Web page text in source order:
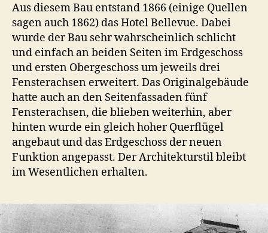
Aus diesem Bau entstand 1866 (einige Quellen
sagen auch 1862) das Hotel Bellevue. Dabei
wurde der Bau sehr wahrscheinlich schlicht
und einfach an beiden Seiten im Erdgeschoss
und ersten Obergeschoss um jeweils drei
Fensterachsen erweitert. Das Originalgebäude
hatte auch an den Seitenfassaden fünf
Fensterachsen, die blieben weiterhin, aber
hinten wurde ein gleich hoher Querflügel
angebaut und das Erdgeschoss der neuen
Funktion angepasst. Der Architekturstil bleibt
im Wesentlichen erhalten.